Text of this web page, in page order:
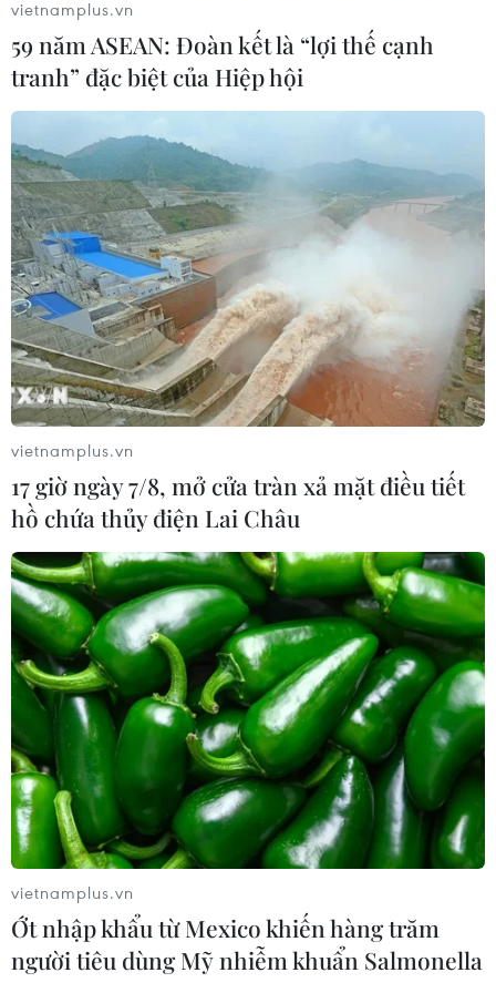
06/08/2026 03:02
Bất chấp nắng nóng kỷ lục, du khách
châu Á vẫn đổ sang châu Âu
05/08/2026 23:27
Đâm dao ở trung tâm London, một
nữ nghi phạm bị bắt giữ
05/08/2026 15:07
Xem thêm
CƠ QUAN CHỦ QUẢN: THÔNG TẤN XÃ VIỆT NAM
Tổng Biên tập: TRẦN TIẾN DUẨN
Phó Tổng Biên tập: NGUYỄN THỊ TÁM, KHÚC THANH
THỦY
Sở hữu trí tuệ
Quy định sử dụng
RSS
Hỗ trợ
Ngôn ngữ
TTXVN
Dịch vụ tin
Quảng cáo
Liên hệ
vietnamplus.vn
59 năm ASEAN: Đoàn kết là “lợi thế cạnh
tranh” đặc biệt của Hiệp hội
vietnamplus.vn
17 giờ ngày 7/8, mở cửa tràn xả mặt điều tiết
hồ chứa thủy điện Lai Châu
vietnamplus.vn
Ớt nhập khẩu từ Mexico khiến hàng trăm
người tiêu dùng Mỹ nhiễm khuẩn Salmonella